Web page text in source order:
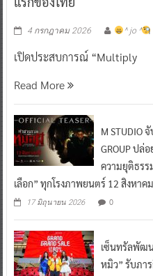
4 กรกฎาคม 2026 ^ jo ^
เปิดประสบการณ์ “Multiply
Read More
M STUDIO
GROUP ปล่
ความยุติธรร
เลือก” ทุกโรงภาพยนตร์ 12 สิงหาค
17 มิถุนายน 2026 0
เซ็นทรัลพัฒ
หมิว” รับภา